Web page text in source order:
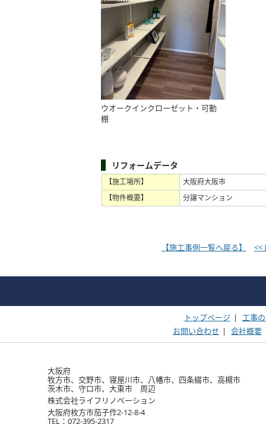
ウオークインクローゼット・可動
棚
リフォームデータ
【施工場所】
大阪府大阪市
【物件概要】
分譲マンション
【施工事例一覧へ戻る】 <<
トップページ |
工事
お問い合わせ | 会社概要
大阪府
牧方市、交野市、寝屋川市、八幡市、四条綴市、高槻市
茨木市、守口市、大東市 周辺
株式会社ライフリノベーション
大阪府枚方市茄子作2-12-8-4
TEL：072-395-2317